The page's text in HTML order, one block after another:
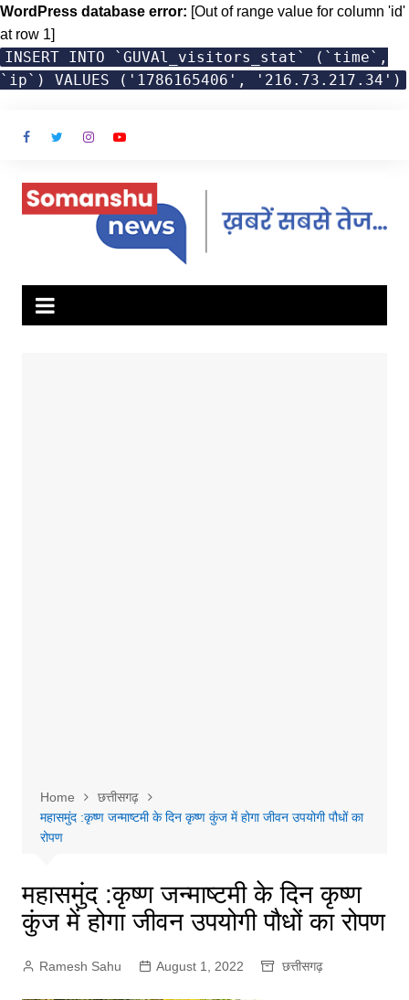
WordPress database error: [Out of range value for column 'id'
at row 1]
INSERT INTO `GUVAl_visitors_stat` (`time`,
`ip`) VALUES ('1786165406', '216.73.217.34')
Home
छत्तीसगढ़
महासमुंद :कृष्ण जन्माष्टमी के दिन कृष्ण कुंज में होगा जीवन उपयोगी पौधों का
रोपण
महासमुंद :कृष्ण जन्माष्टमी के दिन कृष्ण
कुंज में होगा जीवन उपयोगी पौधों का रोपण
Ramesh Sahu August 1, 2022 छत्तीसगढ़